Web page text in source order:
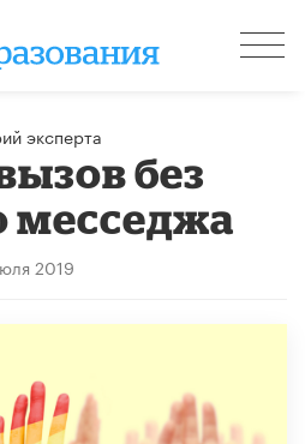
эксперта
без
месседжа
2019